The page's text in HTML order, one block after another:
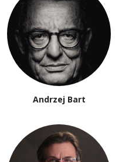
Andrzej Bart